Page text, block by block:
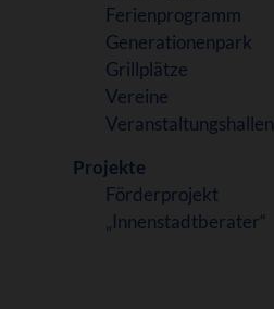
Ferienprogramm
Generationenpark
Grillplätze
Vereine
Veranstaltungshallen
Projekte
Förderprojekt
„Innenstadtberater“